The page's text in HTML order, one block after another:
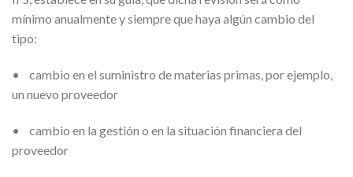
mínimo anualmente y siempre que haya algún cambio del
tipo:
• cambio en el suministro de materias primas, por ejemplo,
un nuevo proveedor
• cambio en la gestión o en la situación financiera del
proveedor